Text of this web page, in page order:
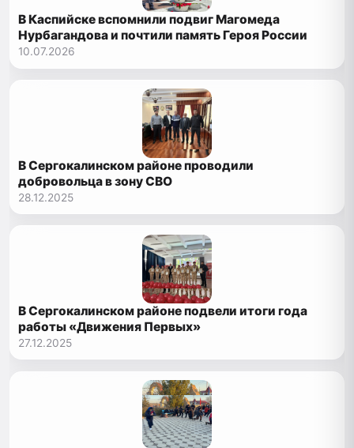
В Каспийске вспомнили подвиг Магомеда
Нурбагандова и почтили память Героя России
10.07.2026
В Сергокалинском районе проводили
добровольца в зону СВО
28.12.2025
В Сергокалинском районе подвели итоги года
работы «Движения Первых»
27.12.2025